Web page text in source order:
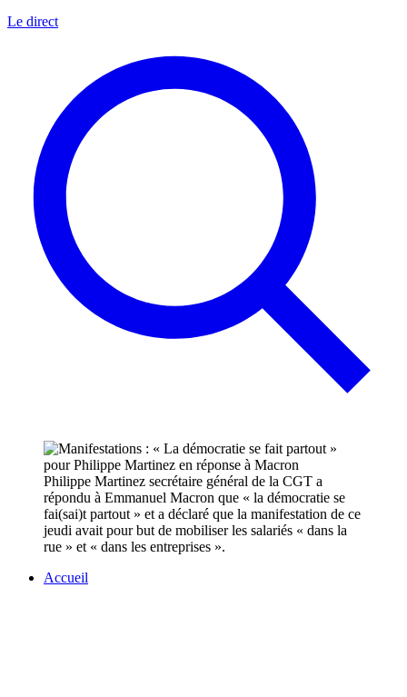
Le direct
Philippe Martinez secrétaire général de la CGT a
répondu à Emmanuel Macron que « la démocratie se
fai(sai)t partout » et a déclaré que la manifestation de ce
jeudi avait pour but de mobiliser les salariés « dans la
rue » et « dans les entreprises ».
Accueil